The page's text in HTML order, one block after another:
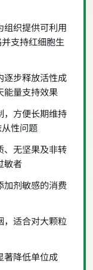
组织提供可利用
支持红细胞生
逐步释放活性成
能量支持效果
，方便长期维持
性问题
、无坚果及非转
敏者
加剂敏感的消费
，适合对大颗粒
著降低单位成